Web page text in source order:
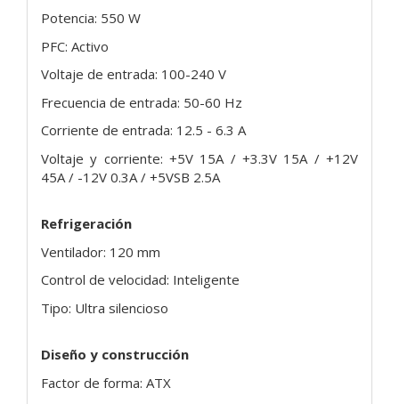
Potencia: 550 W
PFC: Activo
Voltaje de entrada: 100-240 V
Frecuencia de entrada: 50-60 Hz
Corriente de entrada: 12.5 - 6.3 A
Voltaje y corriente: +5V 15A / +3.3V 15A / +12V
45A / -12V 0.3A / +5VSB 2.5A
Refrigeración
Ventilador: 120 mm
Control de velocidad: Inteligente
Tipo: Ultra silencioso
Diseño y construcción
Factor de forma: ATX